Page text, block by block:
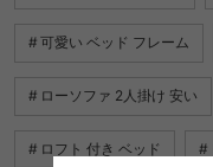
可愛い ベッド フレーム
ローソファ 2人掛け 安い
ロフト 付き ベッド